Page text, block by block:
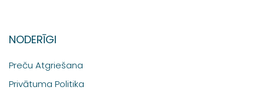
NODERĪGI
Preču Atgriešana
Privātuma Politika